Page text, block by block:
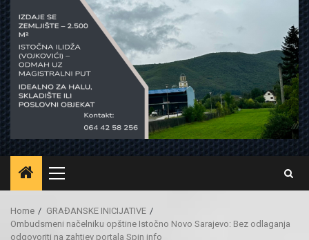
Primary
Menu
Home
GRAĐANSKE INICIJATIVE
Ombudsmeni načelniku opštine Istočno Novo Sarajevo: Bez odlaganja
odgovoriti na zahtjev portala Spin info